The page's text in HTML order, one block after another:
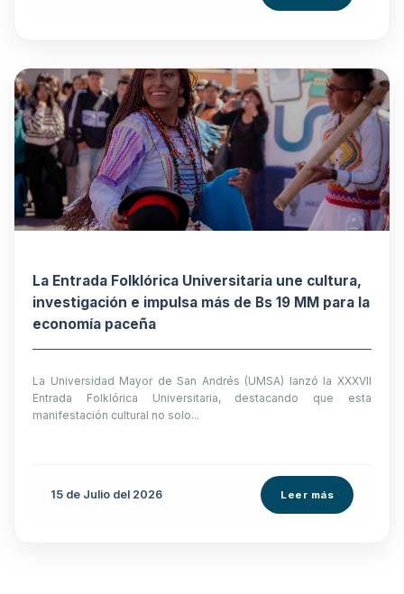
La Entrada Folklórica Universitaria une cultura,
investigación e impulsa más de Bs 19 MM para la
economía paceña
La Universidad Mayor de San Andrés (UMSA) lanzó la XXXVII
Entrada Folklórica Universitaria, destacando que esta
manifestación cultural no solo...
15 de Julio del 2026 Leer más